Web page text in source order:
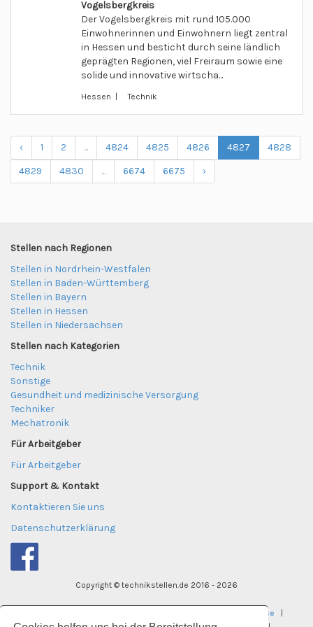
Vogelsbergkreis
Der Vogelsbergkreis mit rund 105.000
Einwohnerinnen und Einwohnern liegt zentral
in Hessen und besticht durch seine ländlich
geprägten Regionen, viel Freiraum sowie eine
solide und innovative wirtscha...
Hessen | Technik
‹ 1 2 ... 4824 4825 4826 4827
4828
4829
4830 ... 6674 6675 ›
Stellen nach Regionen
Stellen in Nordrhein-Westfalen
Stellen in Baden-Württemberg
Stellen in Bayern
Stellen in Hessen
Stellen in Niedersachsen
Stellen nach Kategorien
Technik
Sonstige
Gesundheit und medizinische Versorgung
Techniker
Mechatronik
Für Arbeitgeber
Für Arbeitgeber
Support & Kontakt
Kontaktieren Sie uns
Datenschutzerklärung
Copyright © technikstellen.de 2016 - 2026
undervisningsjobb.se |